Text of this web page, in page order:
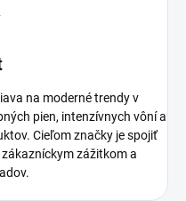
na moderné trendy v
pien, intenzívnych vôní a
Cieľom značky je spojiť
zážitkom a